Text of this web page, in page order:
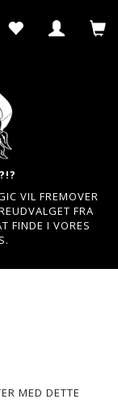
VIL FREMOVER
FRA
FINDE I VORES
MED DETTE